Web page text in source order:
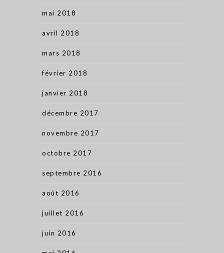
mai 2018
avril 2018
mars 2018
février 2018
janvier 2018
décembre 2017
novembre 2017
octobre 2017
septembre 2016
août 2016
juillet 2016
juin 2016